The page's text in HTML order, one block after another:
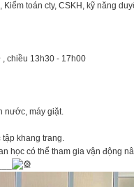
toán cty, CSKH, kỹ năng
chiều 13h30 - 17h00
nước, máy giặt.
khang trang.
học có thể tham gia vận động